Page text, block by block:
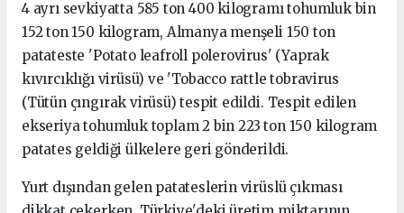
4 ayrı sevkiyatta 585 ton 400 kilogramı tohumluk bin
152 ton 150 kilogram, Almanya menşeli 150 ton
patateste 'Potato leafroll polerovirus' (Yaprak
kıvırcıklığı virüsü) ve 'Tobacco rattle tobravirus
(Tütün çıngırak virüsü) tespit edildi. Tespit edilen
ekseriya tohumluk toplam 2 bin 223 ton 150 kilogram
patates geldiği ülkelere geri gönderildi.
Yurt dışından gelen patateslerin virüslü çıkması